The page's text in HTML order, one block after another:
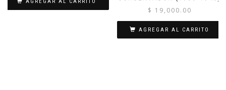
AGREGAR AL CARRITO
$ 19,000.00
AGREGAR AL CARRITO